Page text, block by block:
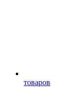
товаров